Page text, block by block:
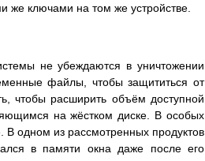
же ключами на том же устройстве.
не убеждаются в уничтожении
файлы, чтобы защититься от
чтобы расширить объём доступной
на жёстком диске. В особых
В одном из рассмотренных продуктов
в памяти окна даже после его